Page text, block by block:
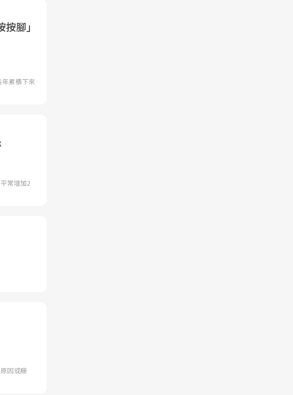
腳」
累積下來
常增加2
因或癥